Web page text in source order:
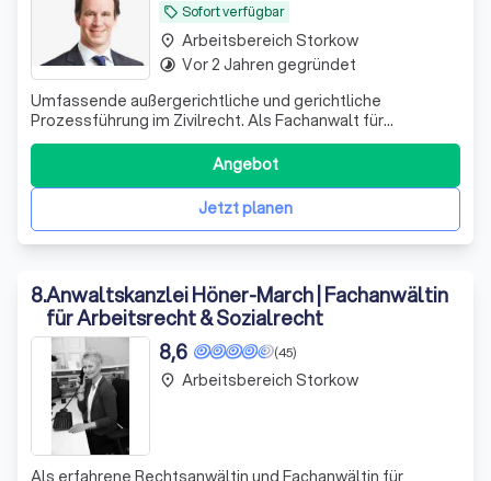
local_offer Sofort verfügbar
Umfassende außergerichtliche und gerichtliche
Prozessführung im Zivilrecht. Als Fachanwalt für
Steuerrecht spezialisierte Abwehrberatung gegenüber
der Finanzverwaltung, insbesondere in Betriebsprüfungen,
Einspruchs- und finanzgerichtlichen Verfahren. Zudem
Verteidigung in Wirtschaftsstrafsachen mi
Jetzt planen
Angebot
place Arbeitsbereich Storkow
timelapse Vor 2 Jahren gegründet
8.Anwaltskanzlei Höner-March | Fachanwältin
für Arbeitsrecht & Sozialrecht
(45)
8,6
Als erfahrene Rechtsanwältin und Fachanwältin für
place Arbeitsbereich Storkow